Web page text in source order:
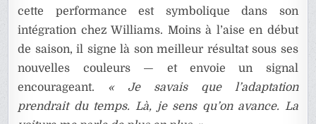
cette performance est symbolique dans son
intégration chez Williams. Moins à l’aise en début
de saison, il signe là son meilleur résultat sous ses
nouvelles couleurs — et envoie un signal
encourageant. « Je savais que l’adaptation
prendrait du temps. Là, je sens qu’on avance. La